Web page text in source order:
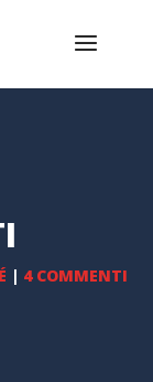
| 4 COMMENTI